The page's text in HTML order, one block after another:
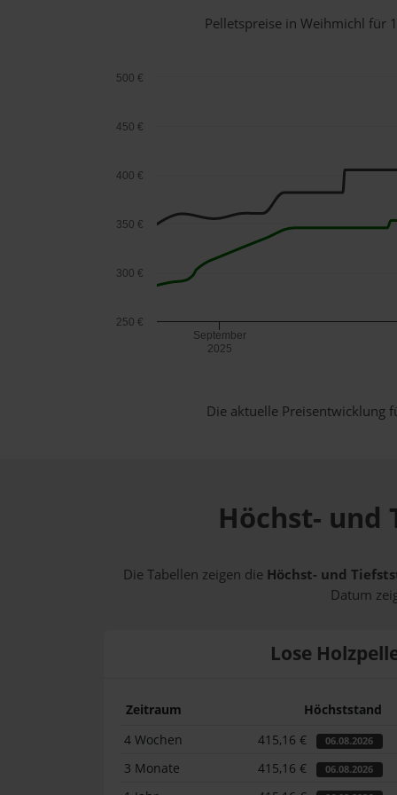
Pelletspreise in Weihmichl für
September
2025
250 €
300 €
350 €
400 €
450 €
500 €
Die aktuelle Preisentwicklung
Höchst- und
Die Tabellen zeigen die Höchst- und
Datum
Lose
Zeitraum Höchststand
4 Wochen
415,16 € 06.08.2026
3 Monate 415,16 € 06.08.2026